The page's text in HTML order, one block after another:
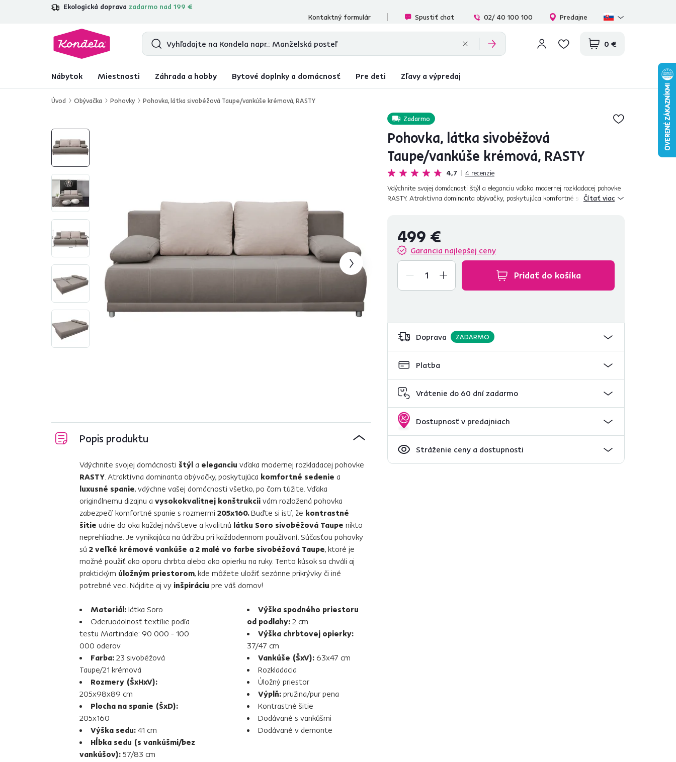
Ekologická doprava zadarmo nad 199 €
4,7 31 211overených produktových recenzií
Kontaktný formulár
Spustiť chat 02/ 40 100 100 Predajne
0 €
Nábytok Miestnosti Záhrada a hobby Bytové doplnky a domácnosť Pre deti Zľavy a výpredaj
Úvod Obývačka Pohovky Pohovka, látka sivobéžová Taupe/vankúše krémová, RASTY
Zadarmo
Pohovka, látka sivobéžová
Taupe/vankúše krémová, RASTY
4,7 4 recenzie
Vdýchnite svojej domácnosti štýl a eleganciu vďaka modernej rozkladacej pohovke
RASTY. Atraktívna dominanta obývačky, poskytujúca komfortné sedenie a
Čítať viac
499 €
Garancia najlepšej ceny
Pridať do košíka
Doprava ZADARMO
Platba
Vrátenie do 60 dní zadarmo
Dostupnosť v predajniach
Stráženie ceny a dostupnosti
Popis produktu
Vdýchnite svojej domácnosti štýl a eleganciu vďaka modernej rozkladacej pohovke
RASTY . Atraktívna dominanta obývačky, poskytujúca komfortné sedenie a
luxusné spanie, vdýchne vašej domácnosti všetko, po čom túžite. Vďaka
originálnemu dizajnu a vysokokvalitnej konštrukcii vám rozložená pohovka
zabezpečí komfortné spanie s rozmermi 205x160.Buďte si istí, že kontrastné
šitie udrie do oka každej návšteve a kvalitnú látku Soro sivobéžová Taupe nikto
neprehliadne. Je vynikajúca na údržbu pri každodennom používaní. Súčasťou pohovky
sú 2 veľké krémové vankúše a 2 malé vo farbe sivobéžová Taupe, ktoré je
možné použiť ako oporu chrbta alebo ako opierku na ruky. Tento kúsok sa chváli aj
praktickým úložným priestorom, kde môžete uložiť sezónne prikrývky či iné
potrebné veci. Nájdite aj vy inšpiráciu pre váš domov!
Materiál: látka Soro
Oderuodolnosť textílie podľa
testu Martindale: 90 000 - 100
000 oderov
Farba: 23 sivobéžová
Taupe/21 krémová
Rozmery (ŠxHxV):
205x98x89 cm
Plocha na spanie (ŠxD):
205x160
Výška sedu: 41 cm
Hĺbka sedu (s vankúšmi/bez
vankúšov): 57/83 cm
Výška spodného priestoru
od podlahy: 2 cm
Výška chrbtovej opierky:
37/47 cm
Vankúše (ŠxV): 63x47 cm
Rozkladacia
Úložný priestor
Výplň: pružina/pur pena
Kontrastné šitie
Dodávané s vankúšmi
Dodávané v demonte